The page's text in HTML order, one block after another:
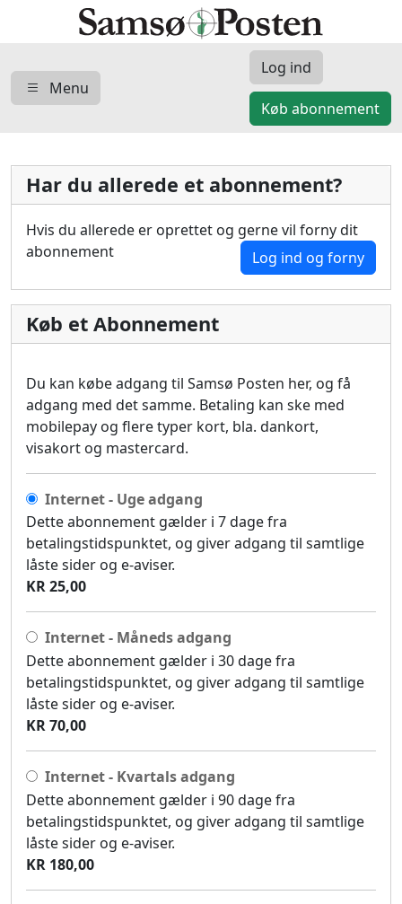
Menu
Log ind
Køb abonnement
Har du allerede et abonnement?
Hvis du allerede er oprettet og gerne vil forny dit
abonnement
Log ind og forny
Køb et Abonnement
Du kan købe adgang til Samsø Posten her, og få
adgang med det samme. Betaling kan ske med
mobilepay og flere typer kort, bla. dankort,
visakort og mastercard.
Internet - Uge adgang
Dette abonnement gælder i 7 dage fra
betalingstidspunktet, og giver adgang til samtlige
låste sider og e-aviser.
KR 25,00
Internet - Måneds adgang
Dette abonnement gælder i 30 dage fra
betalingstidspunktet, og giver adgang til samtlige
låste sider og e-aviser.
KR 70,00
Internet - Kvartals adgang
Dette abonnement gælder i 90 dage fra
betalingstidspunktet, og giver adgang til samtlige
låste sider og e-aviser.
KR 180,00